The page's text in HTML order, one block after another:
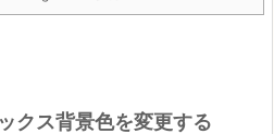
クス背景色を変更する